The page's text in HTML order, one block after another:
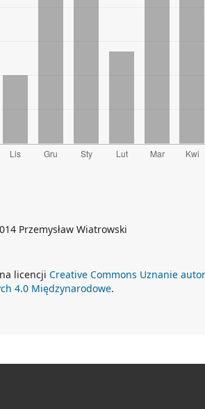
Przemysław Wiatrowski
licencji Creative Commons Uznanie
4.0 Międzynarodowe.